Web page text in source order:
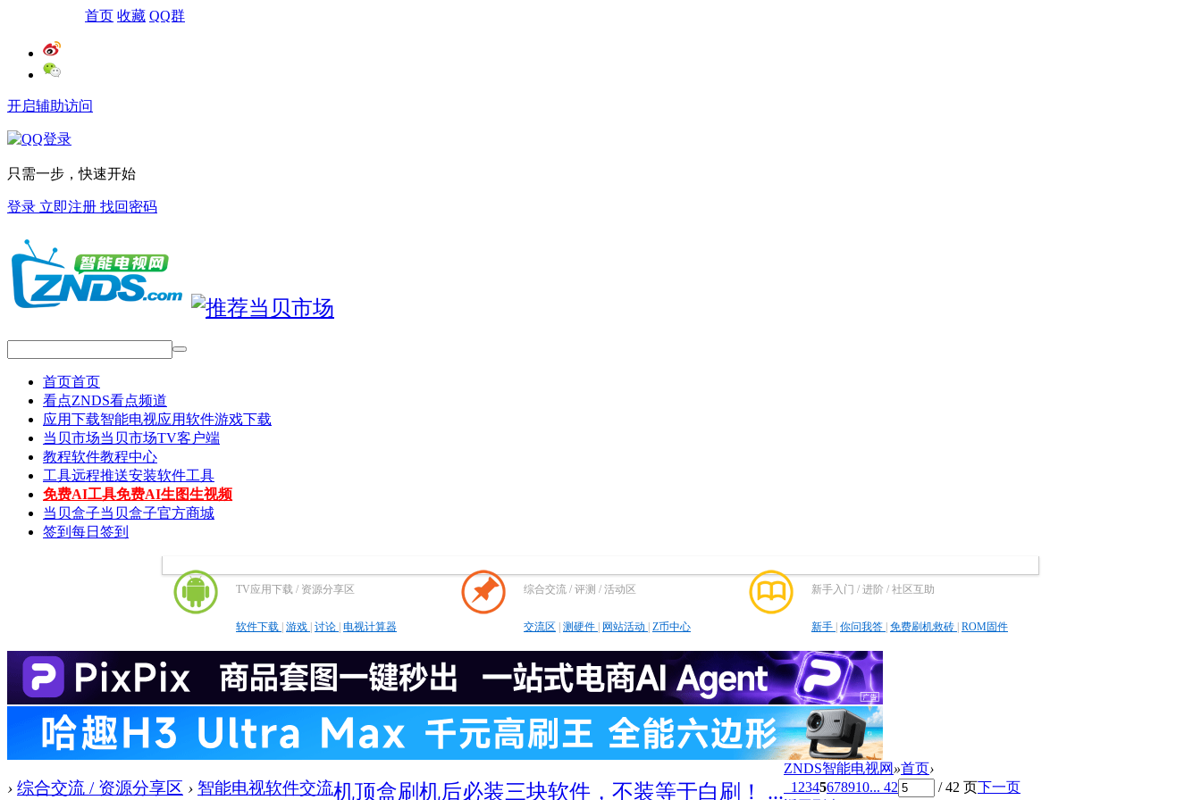
首页 收藏 QQ群
开启辅助访问
只需一步，快速开始
登录 立即注册 找回密码
首页首页
看点ZNDS看点频道
应用下载智能电视应用软件游戏下载
当贝市场当贝市场TV客户端
教程软件教程中心
工具远程推送安装软件工具
免费AI工具免费AI生图生视频
当贝盒子当贝盒子官方商城
签到 每日签到
TV应用下载 / 资源分享区
软件下载 | 游戏 | 讨论 | 电视计算器
综合交流 / 评测 / 活动区
交流区 | 测硬件 | 网站活动 | Z币中心
新手入门 / 进阶 / 社区互助
新手 | 你问我答 | 免费刷机救砖 | ROM固件
ZNDS智能电视网 »首页
› 综合交流 / 资源分享区 › 智能电视软件交流
›
机顶盒刷机后必装三块软件，不装等于白刷！ ... 1 2345678910... 42 / 42 页下一页